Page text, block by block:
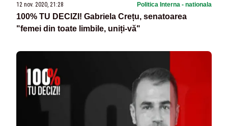
12 nov. 2020, 21:28 Politica Interna - nationala
100% TU DECIZI! Gabriela Crețu, senatoarea
"femei din toate limbile, uniți-vă"